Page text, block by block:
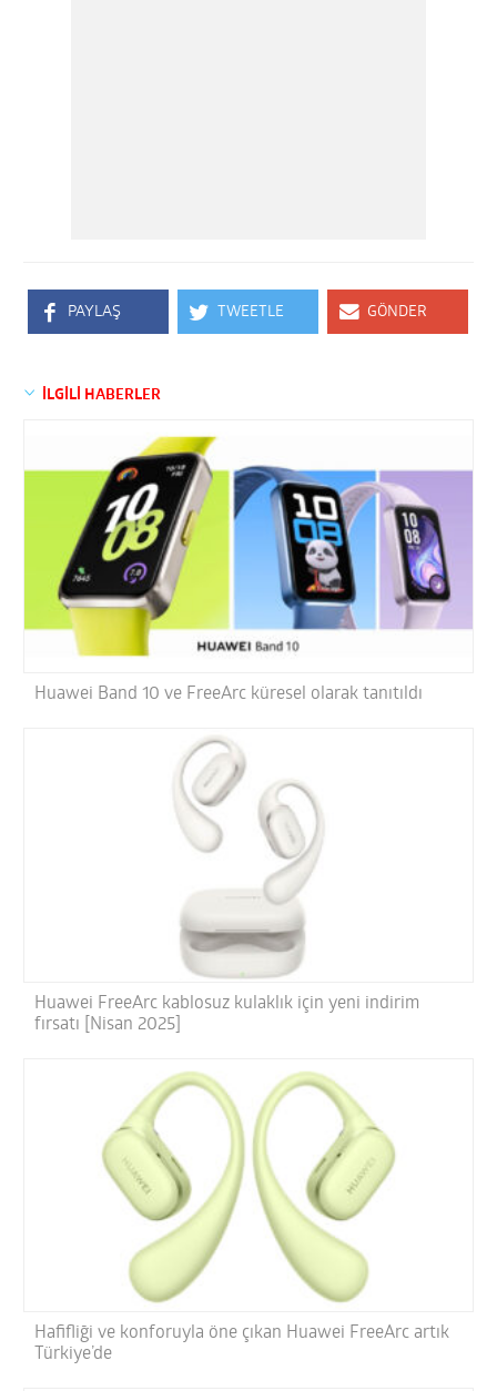
PAYLAŞ TWEETLE GÖNDER
İLGİLİ HABERLER
Huawei Band 10 ve FreeArc küresel olarak tanıtıldı
Huawei FreeArc kablosuz kulaklık için yeni indirim
fırsatı [Nisan 2025]
Hafifliği ve konforuyla öne çıkan Huawei FreeArc artık
Türkiye’de